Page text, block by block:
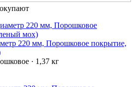
220 мм, Порошковое покрытие,
· 1,37 кг